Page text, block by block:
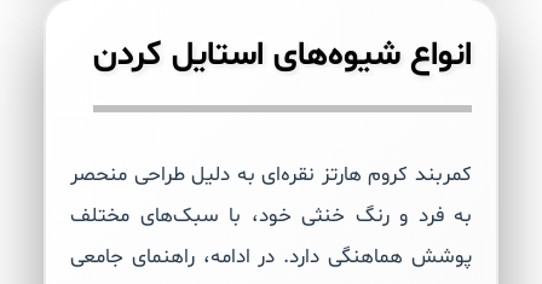
انواع شیوه‌های استایل کردن
کمربند کروم هارتز نقره‌ای به دلیل طراحی منحصر
به فرد و رنگ خنثی خود، با سبک‌های مختلف
پوشش هماهنگی دارد. در ادامه، راهنمای جامعی